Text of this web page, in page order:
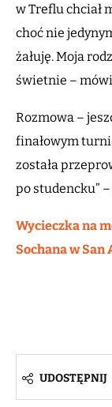
w Treflu chciał
choć nie
żałuję. Moja
świetnie –
Rozmowa –
finałowym
została
po studencku” –
Wycieczka na
Sochana w San
UDOSTĘPNIJ